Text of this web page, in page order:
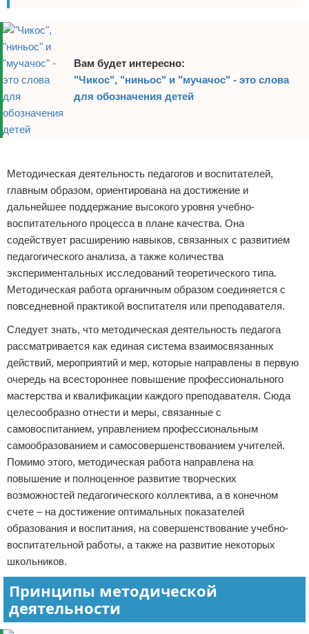
Вам будет интересно:
"Чикос", "ниньос" и "мучачос" - это слова
для обозначения детей
Методическая деятельность педагогов и воспитателей,
главным образом, ориентирована на достижение и
дальнейшее поддержание высокого уровня учебно-
воспитательного процесса в плане качества. Она
содействует расширению навыков, связанных с развитием
педагогического анализа, а также количества
экспериментальных исследований теоретического типа.
Методическая работа органичным образом соединяется с
повседневной практикой воспитателя или преподавателя.
Следует знать, что методическая деятельность педагога
рассматривается как единая система взаимосвязанных
действий, мероприятий и мер, которые направлены в первую
очередь на всестороннее повышение профессионального
мастерства и квалификации каждого преподавателя. Сюда
целесообразно отнести и меры, связанные с
самовоспитанием, управлением профессиональным
самообразованием и самосовершенствованием учителей.
Помимо этого, методическая работа направлена на
повышение и полноценное развитие творческих
возможностей педагогического коллектива, а в конечном
счете – на достижение оптимальных показателей
образования и воспитания, на совершенствование учебно-
воспитательной работы, а также на развитие некоторых
школьников.
Принципы методической
деятельности